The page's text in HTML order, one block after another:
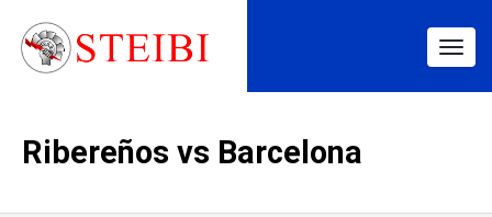
Ribereños vs Barcelona